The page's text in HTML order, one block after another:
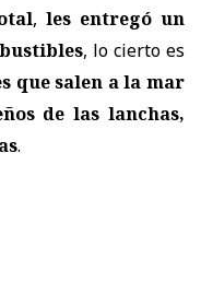
,les entregó un
, lo cierto es
que salen a la mar
de las lanchas,
.